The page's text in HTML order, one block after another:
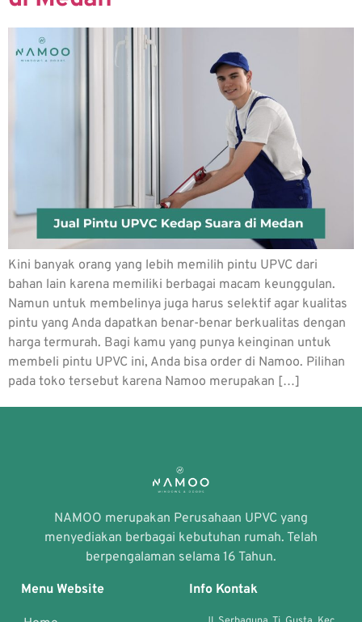
Kini banyak orang yang lebih memilih pintu UPVC dari
bahan lain karena memiliki berbagai macam keunggulan.
Namun untuk membelinya juga harus selektif agar kualitas
pintu yang Anda dapatkan benar-benar berkualitas dengan
harga termurah. Bagi kamu yang punya keinginan untuk
membeli pintu UPVC ini, Anda bisa order di Namoo. Pilihan
pada toko tersebut karena Namoo merupakan […]
NAMOO merupakan Perusahaan UPVC yang
menyediakan berbagai kebutuhan rumah. Telah
berpengalaman selama 16 Tahun.
Menu Website Info Kontak